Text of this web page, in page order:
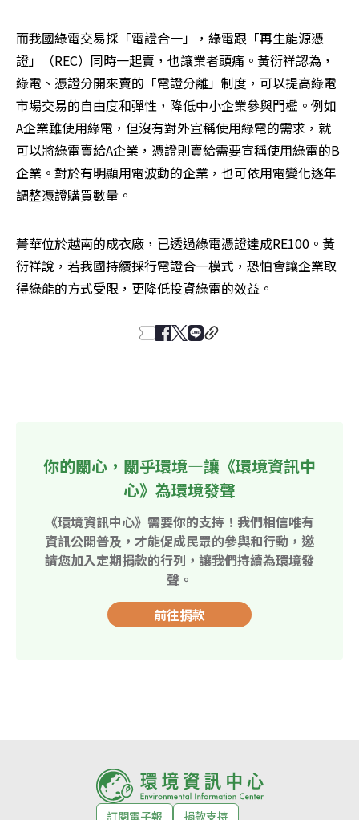
而我國綠電交易採「電證合一」，綠電跟「再生能源憑
證」（REC）同時一起賣，也讓業者頭痛。黃衍祥認為，
綠電、憑證分開來賣的「電證分離」制度，可以提高綠電
市場交易的自由度和彈性，降低中小企業參與門檻。例如
A企業雖使用綠電，但沒有對外宣稱使用綠電的需求，就
可以將綠電賣給A企業，憑證則賣給需要宣稱使用綠電的B
企業。對於有明顯用電波動的企業，也可依用電變化逐年
調整憑證購買數量。
菁華位於越南的成衣廠，已透過綠電憑證達成RE100。黃
衍祥說，若我國持續採行電證合一模式，恐怕會讓企業取
得綠能的方式受限，更降低投資綠電的效益。
你的關心，關乎環境—讓《環境資訊中
心》為環境發聲
《環境資訊中心》需要你的支持！我們相信唯有
資訊公開普及，才能促成民眾的參與和行動，邀
請您加入定期捐款的行列，讓我們持續為環境發
聲。
前往捐款
訂閱電子報 捐款支持